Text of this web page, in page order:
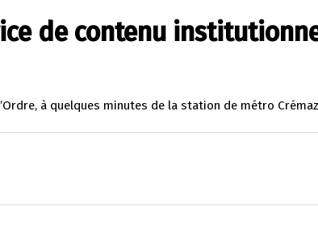
de contenu
à quelques minutes de la station de métro